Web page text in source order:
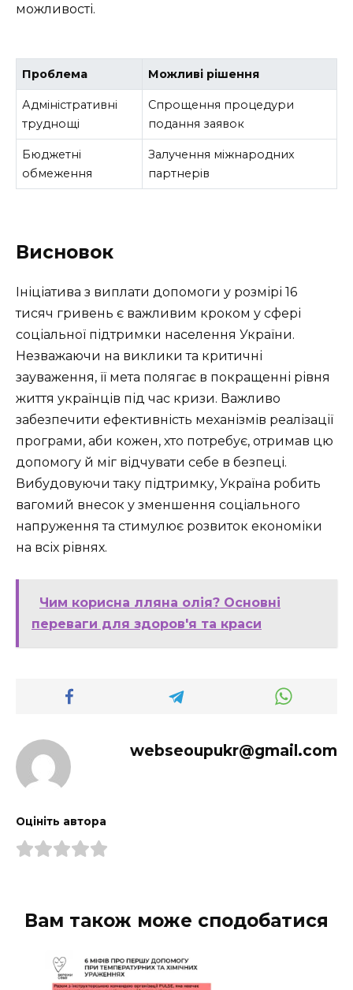
можливості.
Проблема Можливі рішення
Адміністративні
труднощі
Спрощення процедури
подання заявок
Бюджетні
обмеження
Залучення міжнародних
партнерів
Висновок
Ініціатива з виплати допомоги у розмірі 16
тисяч гривень є важливим кроком у сфері
соціальної підтримки населення України.
Незважаючи на виклики та критичні
зауваження, її мета полягає в покращенні рівня
життя українців під час кризи. Важливо
забезпечити ефективність механізмів реалізації
програми, аби кожен, хто потребує, отримав цю
допомогу й міг відчувати себе в безпеці.
Вибудовуючи таку підтримку, Україна робить
вагомий внесок у зменшення соціального
напруження та стимулює розвиток економіки
на всіх рівнях.
Чим корисна лляна олія? Основні
переваги для здоров'я та краси
webseoupukr@gmail.com
Оцініть автора
Вам також може сподобатися